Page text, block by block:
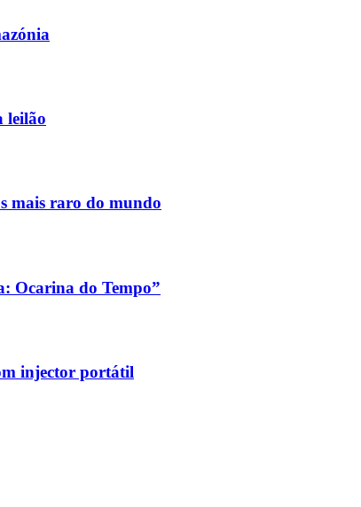
leilão
mais raro do mundo
Ocarina do Tempo”
injector portátil